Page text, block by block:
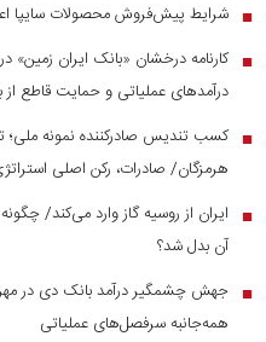
■ شرایط پیش‌فروش محصولات سایپا
■
درآمد‌های عملیاتی و حمایت
■ کسب تندیس صادرکننده نمونه
هرمزگان/ صادرات، رکن اصلی
■
ایران از روسیه گاز وارد می‌کند/
آن بدل شد؟
■
همه‌جانبه سرفصل‌های عملیاتی